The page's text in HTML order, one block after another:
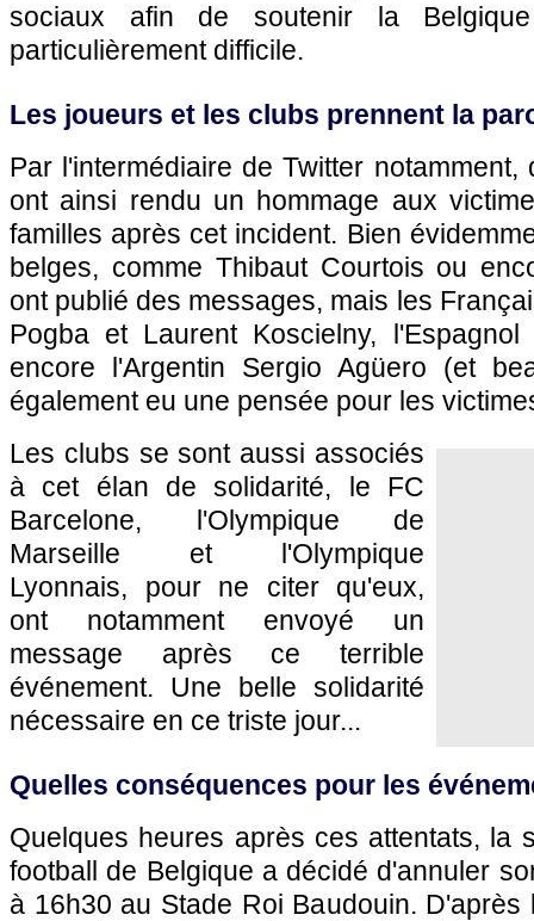
sociaux afin de soutenir la
particulièrement difficile.
Les joueurs et les clubs prennent la
Par l'intermédiaire de Twitter
ont ainsi rendu un hommage aux
familles après cet incident. Bien
belges, comme Thibaut Courtois ou
ont publié des messages, mais les
Pogba et Laurent Koscielny,
encore l'Argentin Sergio Agüero (et
également eu une pensée pour les
Les clubs se sont aussi associés
à cet élan de solidarité, le FC
Barcelone, l'Olympique de
Marseille et l'Olympique
Lyonnais, pour ne citer qu'eux,
ont notamment envoyé un
message après ce terrible
événement. Une belle solidarité
nécessaire en ce triste jour...
Quelles conséquences pour les
Quelques heures après ces attentats, la
football de Belgique a décidé d'annuler
à 16h30 au Stade Roi Baudouin.